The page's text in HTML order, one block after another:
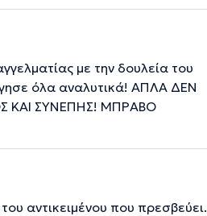
με την δουλεία του
όλα αναλυτικά! ΑΠΛΑ ΔΕΝ
ΚΑΙ ΣΥΝΕΠΗΣ! ΜΠΡΑΒΟ
αντικειμένου που πρεσβεύει.